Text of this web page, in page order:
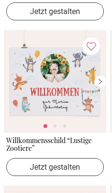
Jetzt gestalten
Willkommensschild “Lustige
Zootiere”
Jetzt gestalten